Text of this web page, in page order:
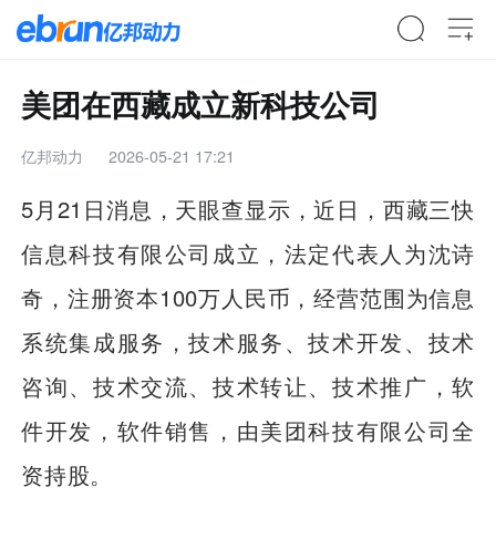
美团在西藏成立新科技公司
亿邦动力 2026-05-21 17:21
5月21日消息，天眼查显示，近日，西藏三快
信息科技有限公司成立，法定代表人为沈诗
奇，注册资本100万人民币，经营范围为信息
系统集成服务，技术服务、技术开发、技术
咨询、技术交流、技术转让、技术推广，软
件开发，软件销售，由美团科技有限公司全
资持股。